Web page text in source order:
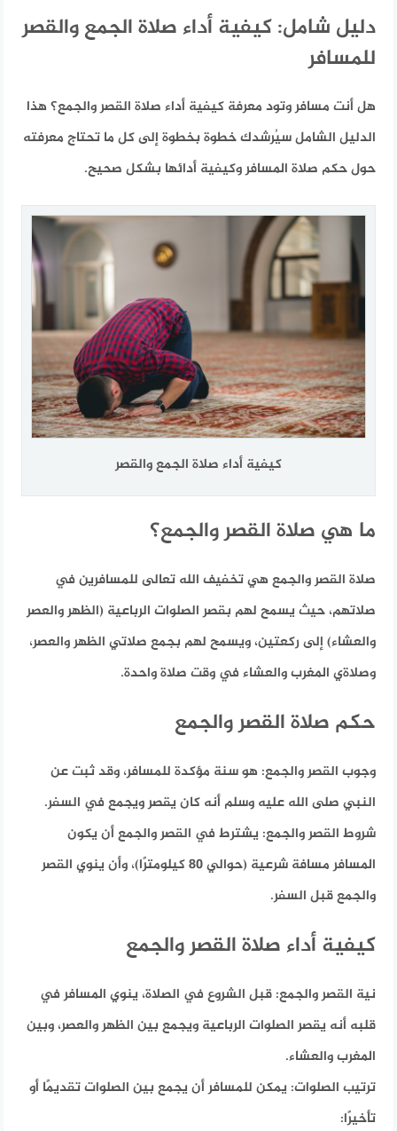
دليل شامل: كيفية أداء صلاة الجمع والقصر
للمسافر
هل أنت مسافر وتود معرفة كيفية أداء صلاة القصر والجمع؟ هذا
الدليل الشامل سيُرشدك خطوة بخطوة إلى كل ما تحتاج معرفته
حول حكم صلاة المسافر وكيفية أدائها بشكل صحيح.
كيفية أداء صلاة الجمع والقصر
ما هي صلاة القصر والجمع؟
صلاة القصر والجمع هي تخفيف الله تعالى للمسافرين في
صلاتهم، حيث يسمح لهم بقصر الصلوات الرباعية (الظهر والعصر
والعشاء) إلى ركعتين، ويسمح لهم بجمع صلاتي الظهر والعصر،
وصلاةي المغرب والعشاء في وقت صلاة واحدة.
حكم صلاة القصر والجمع
وجوب القصر والجمع: هو سنة مؤكدة للمسافر، وقد ثبت عن
النبي صلى الله عليه وسلم أنه كان يقصر ويجمع في السفر.
شروط القصر والجمع: يشترط في القصر والجمع أن يكون
المسافر مسافة شرعية (حوالي 80 كيلومترًا)، وأن ينوي القصر
والجمع قبل السفر.
كيفية أداء صلاة القصر والجمع
نية القصر والجمع: قبل الشروع في الصلاة، ينوي المسافر في
قلبه أنه يقصر الصلوات الرباعية ويجمع بين الظهر والعصر، وبين
المغرب والعشاء.
ترتيب الصلوات: يمكن للمسافر أن يجمع بين الصلوات تقديمًا أو
تأخيرًا: